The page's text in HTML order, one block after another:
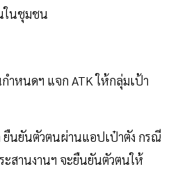
ในชุมชน
ำหนดฯ แจก ATK ให้กลุ่มเป้า
นยันตัวตนผ่านแอปเป๋าตัง กรณี
สานงานฯ จะยืนยันตัวตนให้